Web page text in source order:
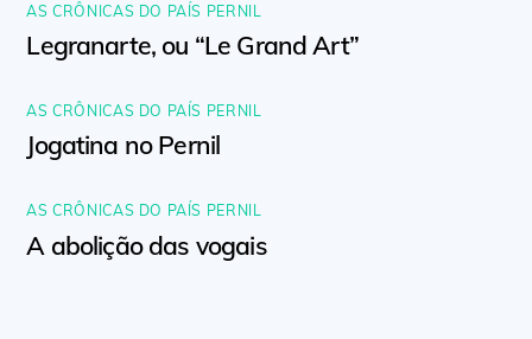
AS CRÔNICAS DO PAÍS PERNIL
Legranarte, ou “Le Grand Art”
AS CRÔNICAS DO PAÍS PERNIL
Jogatina no Pernil
AS CRÔNICAS DO PAÍS PERNIL
A abolição das vogais